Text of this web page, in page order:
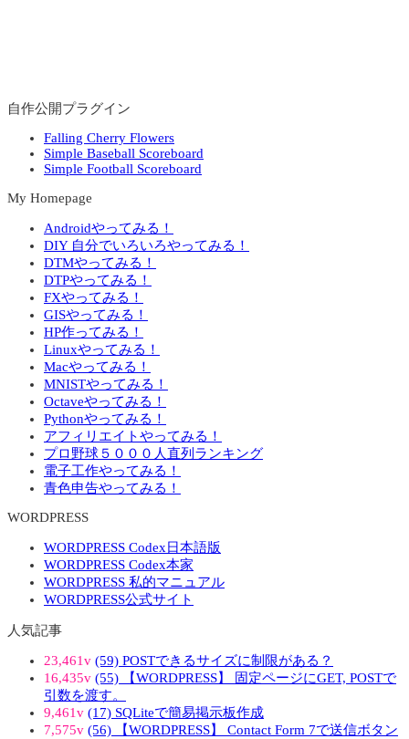
自作公開プラグイン
Falling Cherry Flowers
Simple Baseball Scoreboard
Simple Football Scoreboard
My Homepage
Androidやってみる！
DIY 自分でいろいろやってみる！
DTMやってみる！
DTPやってみる！
FXやってみる！
GISやってみる！
HP作ってみる！
Linuxやってみる！
Macやってみる！
MNISTやってみる！
Octaveやってみる！
Pythonやってみる！
アフィリエイトやってみる！
プロ野球５０００人直列ランキング
電子工作やってみる！
青色申告やってみる！
WORDPRESS
WORDPRESS Codex日本語版
WORDPRESS Codex本家
WORDPRESS 私的マニュアル
WORDPRESS公式サイト
人気記事
23,461v (59) POSTできるサイズに制限がある？
16,435v (55) 【WORDPRESS】 固定ページにGET, POSTで
引数を渡す。
9,461v (17) SQLiteで簡易掲示板作成
7,575v (56) 【WORDPRESS】 Contact Form 7で送信ボタン